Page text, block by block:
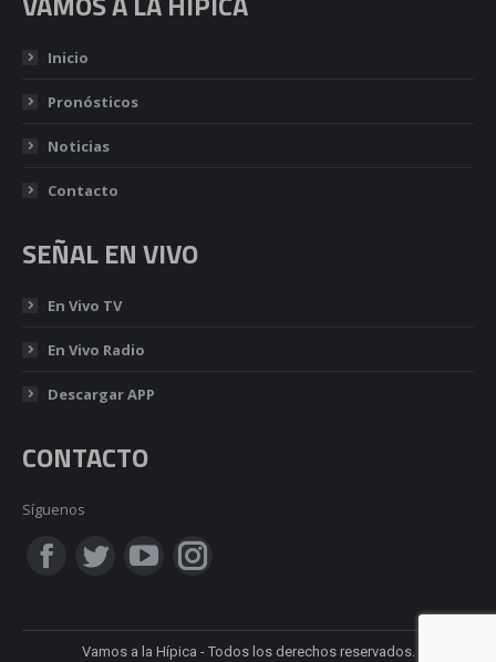
Inicio
Pronósticos
Noticias
Contacto
SEÑAL EN VIVO
En Vivo TV
En Vivo Radio
Descargar APP
CONTACTO
Síguenos
Encuéntranos en:
Facebook
opens
Twitter
opens
YouTube
opens
Instagram
opens
Vamos a la Hípica - Todos los derechos reservados.